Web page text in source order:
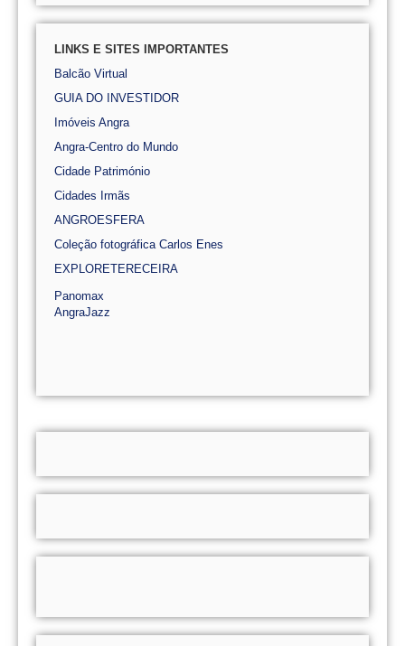
LINKS E SITES IMPORTANTES
Balcão Virtual
GUIA DO INVESTIDOR
Imóveis Angra
Angra-Centro do Mundo
Cidade Património
Cidades Irmãs
ANGROESFERA
Coleção fotográfica Carlos Enes
EXPLORETERECEIRA
Panomax
AngraJazz